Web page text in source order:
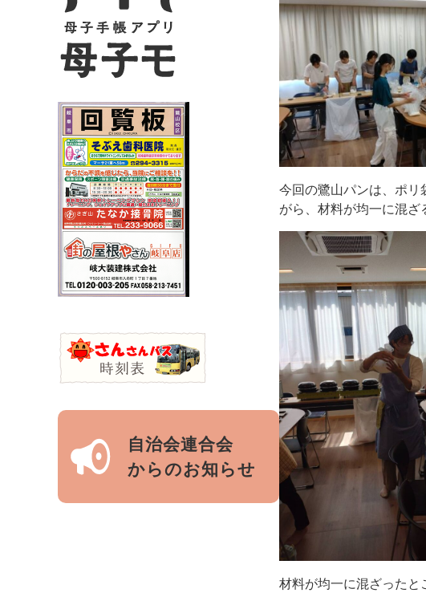
今回の鷺山パンは、ポ
がら、材料が均一に混ざ
材料が均一に混ざったと
自治会連合会
からのお知らせ